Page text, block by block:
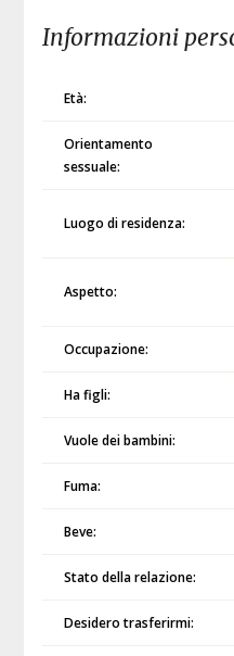
Informazioni
Età:
Orientamento
sessuale:
Luogo di residenza:
Aspetto:
Occupazione:
Ha figli:
Vuole dei bambini:
Fuma:
Beve:
Stato della relazione:
Desidero trasferirmi: